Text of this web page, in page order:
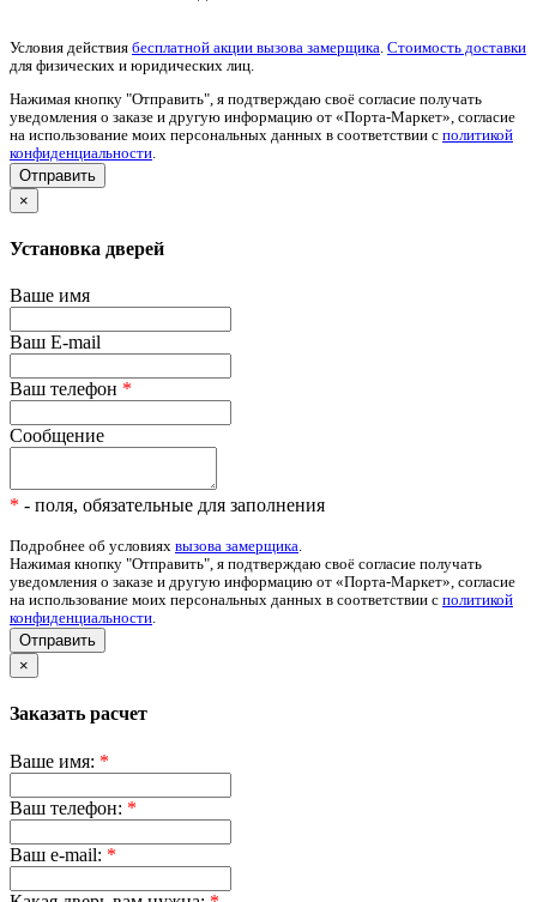
Условия действия бесплатной акции вызова замерщика Стоимость доставки
для физических и юридических лиц.
Нажимая кнопку "Отправить", я подтверждаю своё согласие получать
уведомления о заказе и другую информацию от «Порта-Маркет», согласие
на использование моих персональных данных в соответствии с политикой
конфиденциальности
×
Установка дверей
Ваше имя
Ваш E-mail
Ваш телефон *
Сообщение
* - поля, обязательные для заполнения
Подробнее об условиях вызова замерщика.
Нажимая кнопку "Отправить", я подтверждаю своё согласие получать
уведомления о заказе и другую информацию от «Порта-Маркет», согласие
на использование моих персональных данных в соответствии с политикой
конфиденциальности.
Отправить
×
Заказать расчет
Ваше имя: *
Ваш телефон: *
Ваш e-mail: *